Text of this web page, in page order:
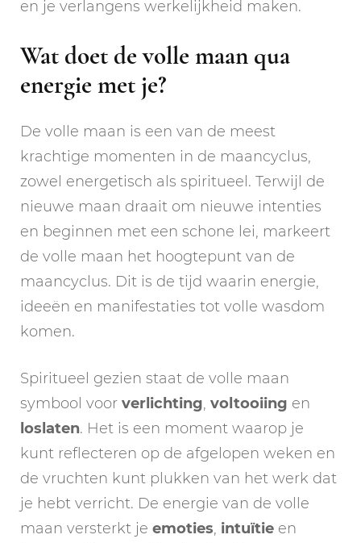
en je verlangens werkelijkheid maken.
Wat doet de volle maan qua
energie met je?
De volle maan is een van de meest
krachtige momenten in de maancyclus,
zowel energetisch als spiritueel. Terwijl de
nieuwe maan draait om nieuwe intenties
en beginnen met een schone lei, markeert
de volle maan het hoogtepunt van de
maancyclus. Dit is de tijd waarin energie,
ideeën en manifestaties tot volle wasdom
komen.
Spiritueel gezien staat de volle maan
symbool voor verlichting, voltooiing en
loslaten. Het is een moment waarop je
kunt reflecteren op de afgelopen weken en
de vruchten kunt plukken van het werk dat
je hebt verricht. De energie van de volle
maan versterkt je emoties, intuïtie en